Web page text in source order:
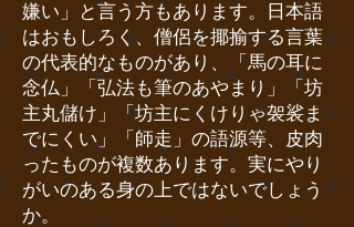
嫌い」と言う方もあります。日本語
はおもしろく、僧侶を揶揄する言葉
の代表的なものがあり、「馬の耳に
念仏」「弘法も筆のあやまり」「坊
主丸儲け」「坊主にくけりゃ袈裟ま
でにくい」「師走」の語源等、皮肉
ったものが複数あります。実にやり
がいのある身の上ではないでしょう
か。